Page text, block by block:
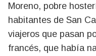
Moreno, pobre
habitantes de San
viajeros que pasan
francés, que había